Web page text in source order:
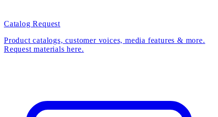
Catalog Request
Product catalogs, customer voices, media features & more.
Request materials here.